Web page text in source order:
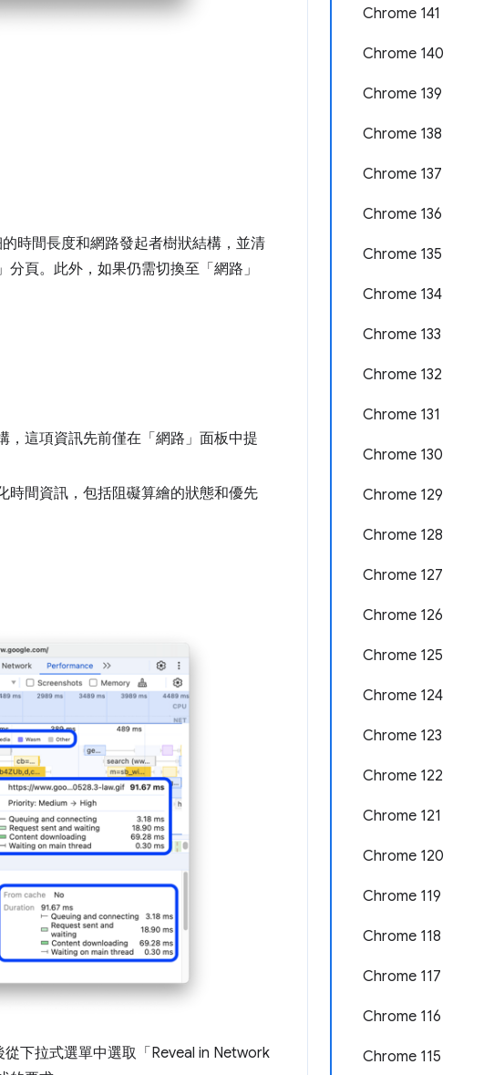
Chrome 141
Chrome 140
Chrome 139
Chrome 138
Chrome 137
Chrome 136
Chrome 135
Chrome 134
Chrome 133
Chrome 132
Chrome 131
Chrome 130
Chrome 129
Chrome 128
Chrome 127
Chrome 126
Chrome 125
Chrome 124
Chrome 123
Chrome 122
Chrome 121
Chrome 120
Chrome 119
Chrome 118
Chrome 117
Chrome 116
Chrome 115
時間長度和網路發起者樹狀結構，並清
分頁。此外，如果仍需切換至「網路」
這項資訊先前僅在「網路」 面板中提
時間資訊，包括阻礙算繪的狀態和優先
下拉式選單中選取「Reveal in Network